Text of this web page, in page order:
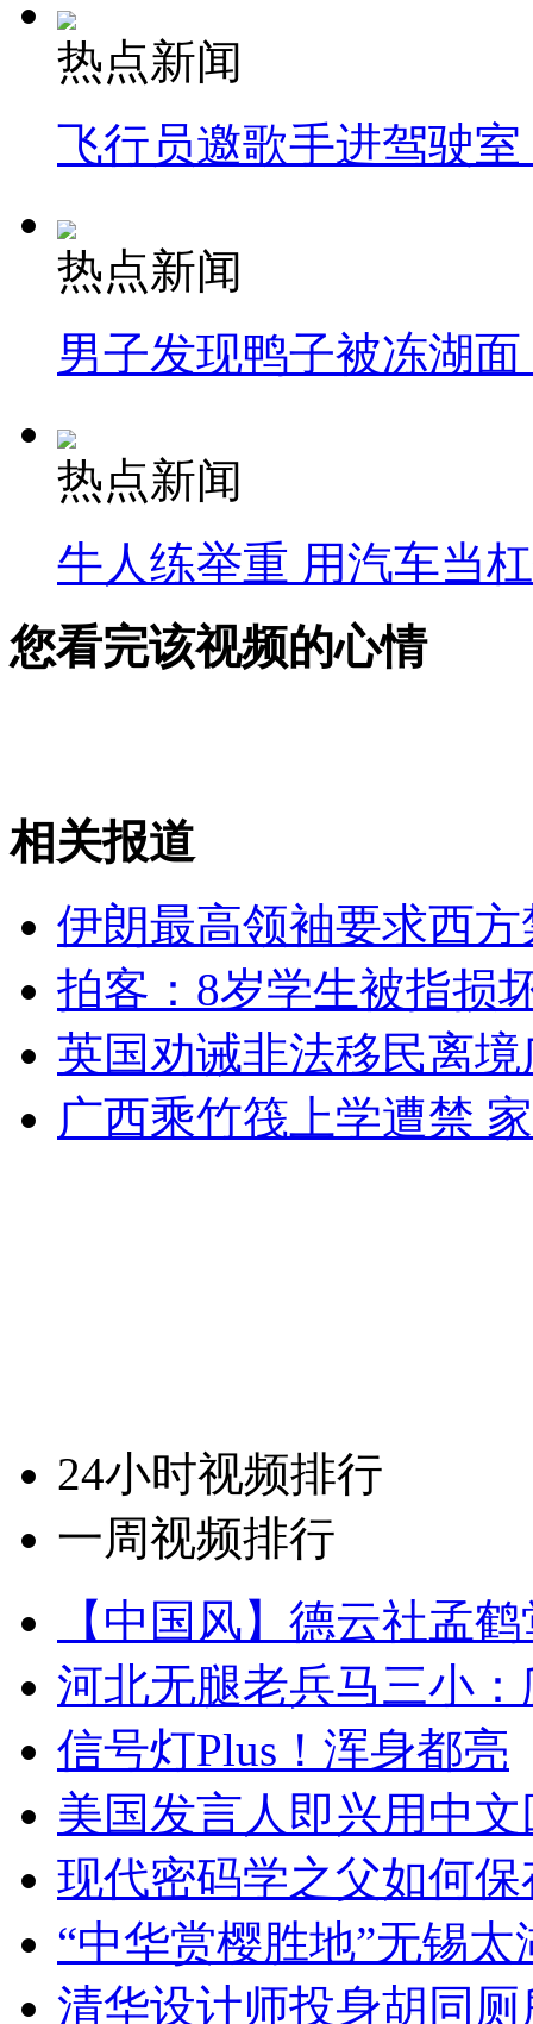
热点新闻
飞行员邀歌手进驾驶
热点新闻
男子发现鸭子被冻湖
热点新闻
牛人练举重 用汽车当
您看完该视频的心情
相关报道
伊朗最高领袖要求西
拍客：8岁学生被指损
英国劝诫非法移民离
广西乘竹筏上学遭禁
24小时视频排行
一周视频排行
【中国风】德云社孟
河北无腿老兵马三小
信号灯Plus！浑身都亮
美国发言人即兴用中
现代密码学之父如何
“中华赏樱胜地”无锡
清华设计师投身胡同